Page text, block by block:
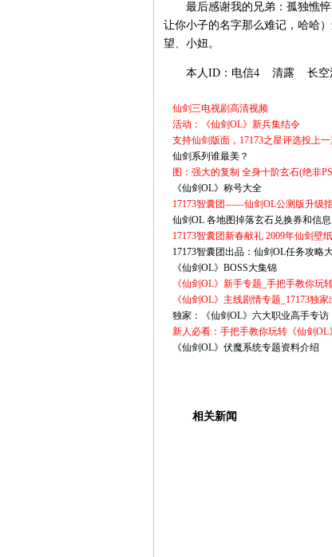
最后感谢我的兄弟：孤独憔悴
让你小子的名字那么难记，哈哈
望、小妞。
本人ID：电信4 清露 长空
仙剑三电视剧高清视频
活动：《仙剑OL》新兵集结令
支持仙剑版面，17173之星评选投上
仙剑系列谁最美？
图：强大的复制 全身十阶玄石(绝非
《仙剑OL》称号大全
17173智囊团——仙剑OL公测版升级
仙剑OL 各地图掉落玄石兑换券和信息
17173智囊团新春献礼 2009年仙剑壁纸
17173智囊团出品：仙剑OL任务攻略
《仙剑OL》BOSS大集锦
《仙剑OL》新手专题_手把手教你玩
《仙剑OL》主线剧情专题_17173独家
独家：《仙剑OL》六大职业高手专访
新人必看：手把手教你玩转《仙剑OL
《仙剑OL》伏魔系统专题资料介绍
相关新闻